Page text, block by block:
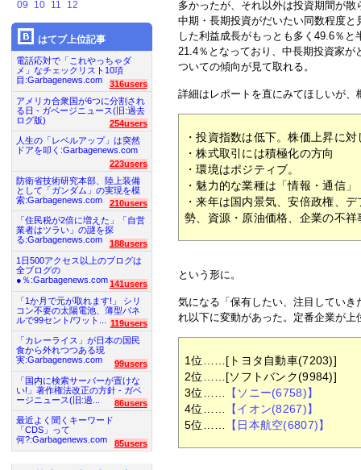
多かったが、それ以外は投資期間が
中期・長期投資がだいたい同数程度
した利益成長がもっとも多く49.6％
21.4％となっており、中長期投資家
ついての傾向が見て取れる。
詳細はレポートを直にみてほしいが、
・投資指数は低下。株価上昇に
・株式取引には積極化の方向
・環境はポジティブ。
・魅力的な業種は「情報・通信
・来年は国内景気、安倍政権、
勢、資源・原油価格、企業の不
という形に。
気になる「保有したい、注目してい
れ以下に変動があった。定番企業が上
1位……[トヨタ自動車(7203)]
2位……[ソフトバンク(9984)]
3位……
【ソニー(6758)】
4位……
【イオン(8267)】
5位……
【日本航空(6807)】
09
10 11 12
はてブ上位記事
電話応対で「これやっちゃダ
メ」なチェックリスト10項
目:Garbagenews.com
316users
アメリカ合衆国が6つに分割され
る日 - ガベージニュース(旧:過去
ログ版)
254users
人生の「レベルアップ」は突然
ドアを叩く:Garbagenews.com
223users
防衛省技術研究本部、陸上装備
として「ガンダム」の実現を模
索:Garbagenews.com
210users
「住民税が2倍に増えた」「自営
業者はツラい」の謎を探
る:Garbagenews.com
188users
1日500アクセス以上のブログは
全ブログの
●％:Garbagenews.com 141users
「1か月で元が取れます!」 シリ
コン不要の太陽電池、薄型パネ
ルで99セント/ワット...
119users
「カレーライス」が日本の国民
食から外れつつある現
実:Garbagenews.com
99users
「国内に検索サーバーが置けな
い!」著作権法改正の方針 - ガベ
ージニュース(旧:過...
86users
最近よく聞くキーワード
「CDS」って
何?:Garbagenews.com
85users